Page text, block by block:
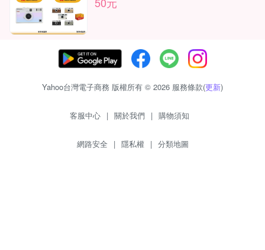
Yahoo台灣電子商務 版權所有 © 2026 服務條款(更新)
客服中心 | 關於我們 | 購物須知
網路安全 | 隱私權 | 分類地圖